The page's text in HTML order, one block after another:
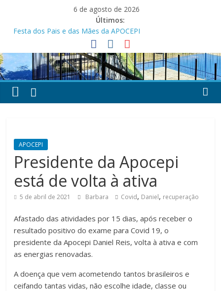
6 de agosto de 2026
Últimos:
Festa dos Pais e das Mães da APOCEPI
APOCEPI conquista a primeira vitória no Campeonato 50tão!
Parabéns!
Felicidades!
APOCEPI investe em melhorias na estrutura do Clube Social
APOCEPI
Presidente da Apocepi
está de volta à ativa
5 de abril de 2021 Barbara Covid, Daniel, recuperação
Afastado das atividades por 15 dias, após receber o
resultado positivo do exame para Covid 19, o
presidente da Apocepi Daniel Reis, volta à ativa e com
as energias renovadas.
A doença que vem acometendo tantos brasileiros e
ceifando tantas vidas, não escolhe idade, classe ou